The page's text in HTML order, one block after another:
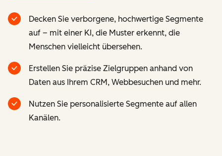
Decken Sie verborgene, hochwertige Segmente
auf – mit einer KI, die Muster erkennt, die
Menschen vielleicht übersehen.
Erstellen Sie präzise Zielgruppen anhand von
Daten aus Ihrem CRM, Webbesuchen und mehr.
Nutzen Sie personalisierte Segmente auf allen
Kanälen.